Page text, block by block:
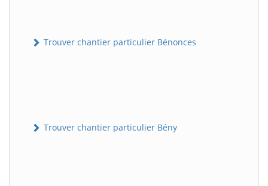
Trouver chantier particulier Bénonces
Trouver chantier particulier Bény